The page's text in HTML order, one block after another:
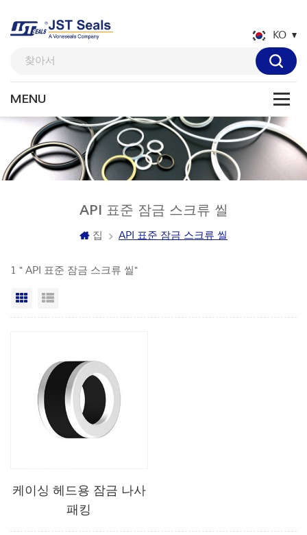
KO
API 표준 잠금 스크류 씰
집 API 표준 잠금 스크류 씰
1 " API 표준 잠금 스크류 씰"
격자보기
케이싱 헤드용 잠금 나사
패킹